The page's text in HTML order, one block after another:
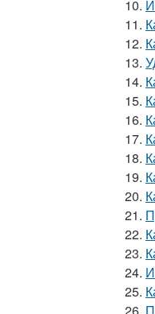
10.
11.
12.
13.
14.
15.
16.
17.
18.
19.
20.
21.
22.
23.
24.
25.